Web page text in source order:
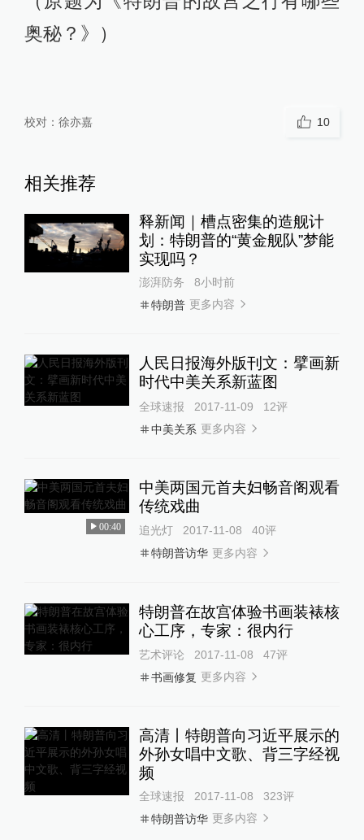
奥秘？》）
校对： 徐亦嘉 10
相关推荐
释新闻｜槽点密集的造舰计
划：特朗普的“黄金舰队”梦能
实现吗？
澎湃防务
8小时前
特朗普 更多内容
人民日报海外版刊文：擘画新
时代中美关系新蓝图
全球速报 2017-11-09 12评
中美关系 更多内容
00:40
中美两国元首夫妇畅音阁观看
传统戏曲
追光灯 2017-11-08 40评
特朗普访华 更多内容
特朗普在故宫体验书画装裱核
心工序，专家：很内行
艺术评论 2017-11-08 47评
书画修复 更多内容
高清丨特朗普向习近平展示的
外孙女唱中文歌、背三字经视
频
全球速报 2017-11-08 323评
特朗普访华 更多内容